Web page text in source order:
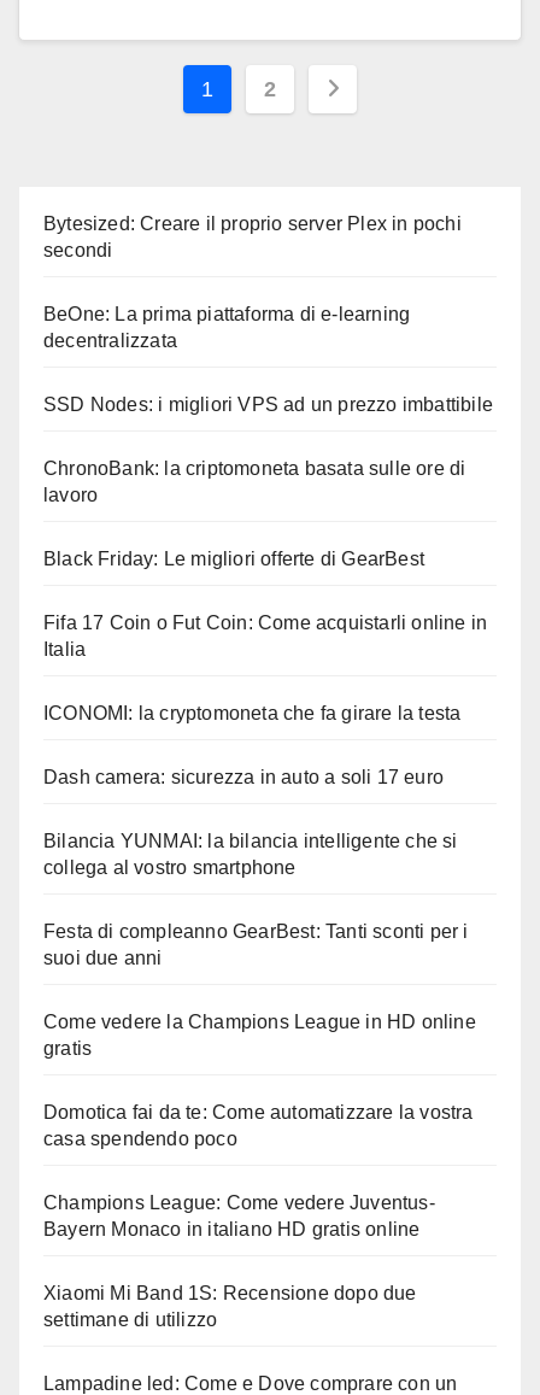
Paginazione
1 2
Bytesized: Creare il proprio server Plex in pochi
secondi
BeOne: La prima piattaforma di e-learning
decentralizzata
SSD Nodes: i migliori VPS ad un prezzo imbattibile
ChronoBank: la criptomoneta basata sulle ore di
lavoro
Black Friday: Le migliori offerte di GearBest
Fifa 17 Coin o Fut Coin: Come acquistarli online in
Italia
ICONOMI: la cryptomoneta che fa girare la testa
Dash camera: sicurezza in auto a soli 17 euro
Bilancia YUNMAI: la bilancia intelligente che si
collega al vostro smartphone
Festa di compleanno GearBest: Tanti sconti per i
suoi due anni
Come vedere la Champions League in HD online
gratis
Domotica fai da te: Come automatizzare la vostra
casa spendendo poco
Champions League: Come vedere Juventus-
Bayern Monaco in italiano HD gratis online
Xiaomi Mi Band 1S: Recensione dopo due
settimane di utilizzo
Lampadine led: Come e Dove comprare con un